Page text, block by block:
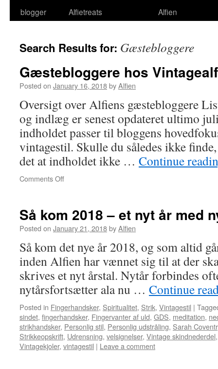
blogger
Alfietreats
Alfien
Search Results for: Gæstebloggere
Gæstebloggere hos
Posted on January 16, 2018byAlfien
Oversigt over Alfiens gæstebloggere
og indlæg er senest opdateret ultimo
indholdet passer til bloggens
vintagestil. Skulle du således ikke
det at indholdet ikke … Continue
Comments Offon
Så kom 2018 – et nyt år med
Posted on January 21, 2018byAlfien
Så kom det nye år 2018, og som altid
inden Alfien har vænnet sig til at der
skrives et nyt årstal. Nytår forbindes
nytårsfortsætter ala nu … Continue
Posted in Fingerhandsker, Spiritualitet, Strik, Vintagestil |
sindet, fingerhandsker, Fingervanter af uld, GDS, meditation,
strikhandsker, Personlig stil, Personlig udstråling, Sarah
Strikkeopskrift, Udrensning, velsignelser, Vintage skindnederdel
Vintagekjoler, vintagestil | Leave a comment